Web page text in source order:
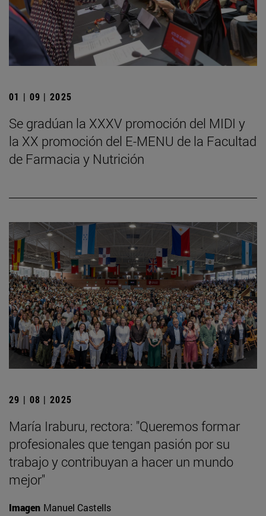
01 | 09 | 2025
Se gradúan la XXXV promoción del MIDI y
la XX promoción del E-MENU de la Facultad
de Farmacia y Nutrición
29 | 08 | 2025
María Iraburu, rectora: "Queremos formar
profesionales que tengan pasión por su
trabajo y contribuyan a hacer un mundo
mejor"
Imagen Manuel Castells